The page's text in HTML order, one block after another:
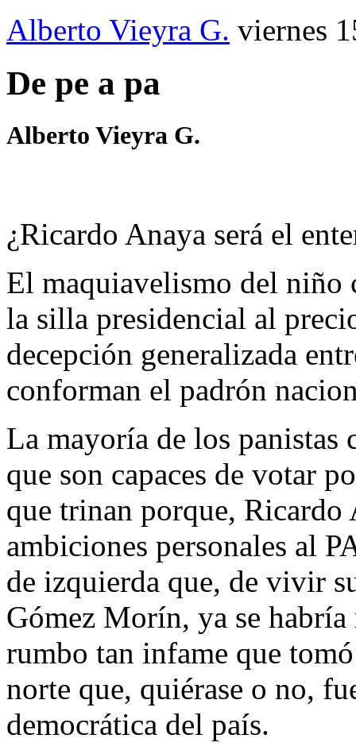
Alberto Vieyra G. viernes
De pe a pa
Alberto Vieyra G.
¿Ricardo Anaya será el
El maquiavelismo del
la silla presidencial al
decepción generalizada
conforman el padrón
La mayoría de los panistas
que son capaces de votar
que trinan porque, Ricardo
ambiciones personales al
de izquierda que, de vivir
Gómez Morín, ya se
rumbo tan infame que
norte que, quiérase o no,
democrática del país.